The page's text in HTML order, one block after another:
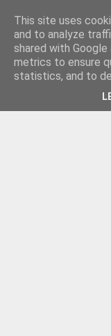
This site uses
and to analyze
shared with
metrics to ensure
statistics, and to